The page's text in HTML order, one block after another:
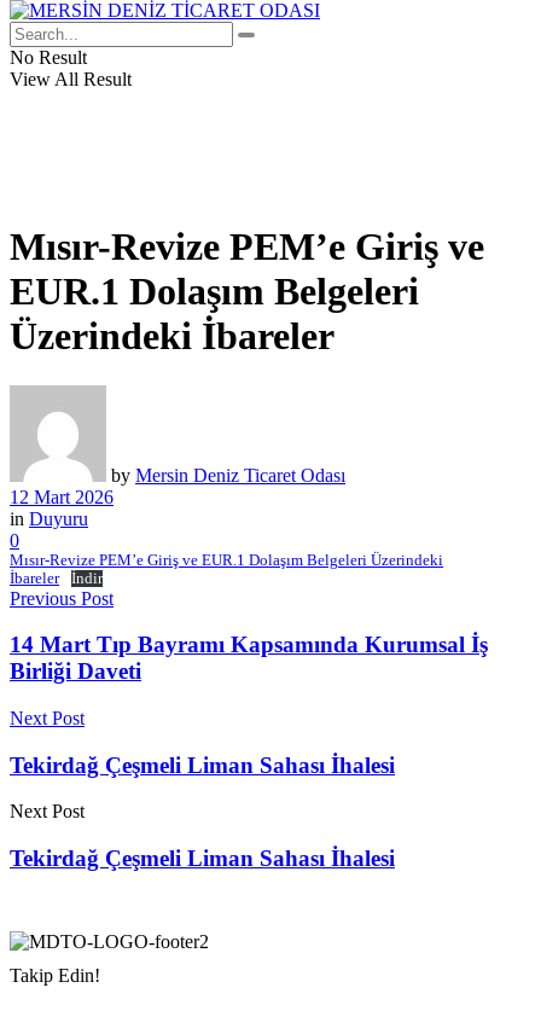
No Result
View All Result
Mısır-Revize PEM’e Giriş ve
EUR.1 Dolaşım Belgeleri
Üzerindeki İbareler
by Mersin Deniz Ticaret Odası
12 Mart 2026
in Duyuru
0
Mısır-Revize PEM’e Giriş ve EUR.1 Dolaşım Belgeleri Üzerindeki
İbareler
İndir
Previous Post
14 Mart Tıp Bayramı Kapsamında Kurumsal İş
Birliği Daveti
Next Post
Tekirdağ Çeşmeli Liman Sahası İhalesi
Next Post
Tekirdağ Çeşmeli Liman Sahası İhalesi
Takip Edin!